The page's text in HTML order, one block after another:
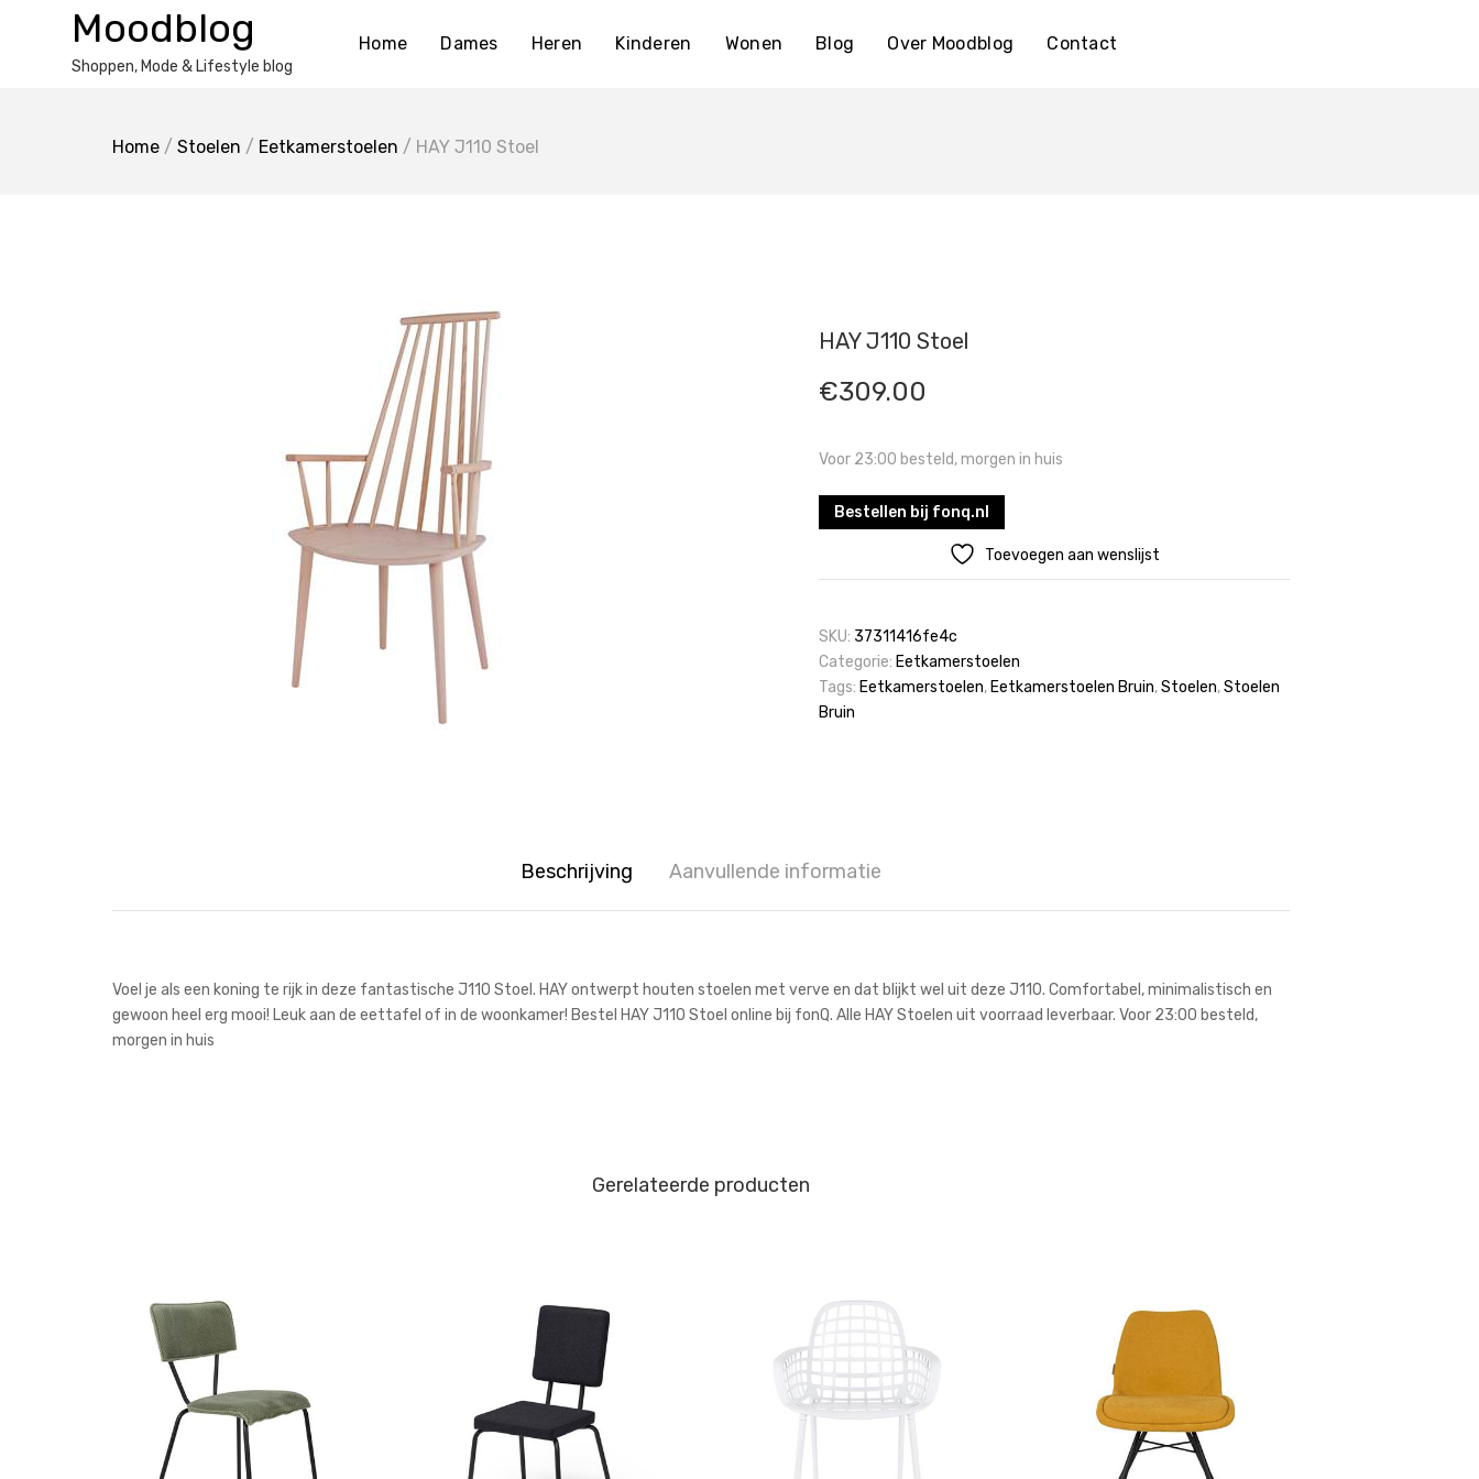
Moodblog
Shoppen, Mode & Lifestyle blog
Home Dames Heren Kinderen Wonen Blog Over Moodblog Contact
Home / Stoelen / Eetkamerstoelen / HAY J110 Stoel
HAY J110 Stoel
€309.00
Voor 23:00 besteld, morgen in huis
Bestellen bij fonq.nl
Toevoegen aan wenslijst
SKU: 37311416fe4c
Categorie: Eetkamerstoelen
Tags: Eetkamerstoelen, Eetkamerstoelen Bruin,Stoelen,Stoelen
Bruin
Beschrijving Aanvullende informatie
Voel je als een koning te rijk in deze fantastische J110 Stoel. HAY ontwerpt houten stoelen met verve en dat blijkt wel uit deze J110. Comfortabel, minimalistisch en
gewoon heel erg mooi! Leuk aan de eettafel of in de woonkamer! Bestel HAY J110 Stoel online bij fonQ. Alle HAY Stoelen uit voorraad leverbaar. Voor 23:00 besteld,
morgen in huis
Gerelateerde producten